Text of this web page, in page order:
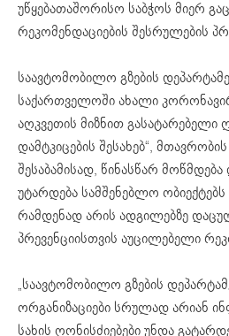
უწყებათაშორისო საბჭოს მიერ
რეკომენდაციების შესრულების
საავტომობილო გზების
საქართველოში ახალი
აღკვეთის მიზნით გასატარებელი
დამტკიცების შესახებ“,
შესაბამისად, წინასწარ
უტარდება სამშენებლო
რამდენად არის ადგილებზე
პრევენციისთვის აუცილებელი
„საავტომობილო გზების
ორგანიზაციები სრულად არიან
სახის ღონისძიებები უნდა